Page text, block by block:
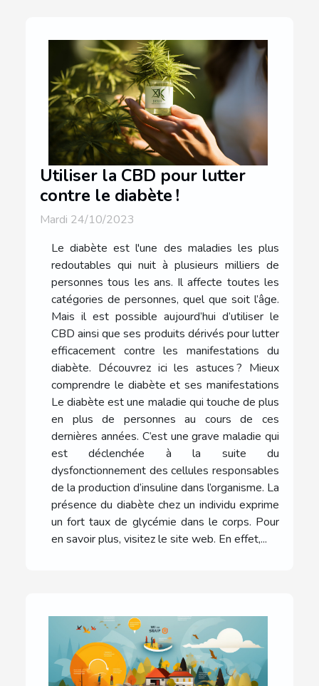
Utiliser la CBD pour lutter
contre le diabète !
Mardi 24/10/2023
Le diabète est l'une des maladies les plus
redoutables qui nuit à plusieurs milliers de
personnes tous les ans. Il affecte toutes les
catégories de personnes, quel que soit l’âge.
Mais il est possible aujourd’hui d’utiliser le
CBD ainsi que ses produits dérivés pour lutter
efficacement contre les manifestations du
diabète. Découvrez ici les astuces ? Mieux
comprendre le diabète et ses manifestations
Le diabète est une maladie qui touche de plus
en plus de personnes au cours de ces
dernières années. C’est une grave maladie qui
est déclenchée à la suite du
dysfonctionnement des cellules responsables
de la production d’insuline dans l’organisme. La
présence du diabète chez un individu exprime
un fort taux de glycémie dans le corps. Pour
en savoir plus, visitez le site web. En effet,...